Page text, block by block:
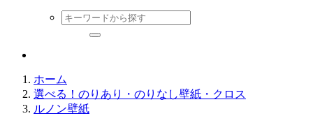
ホーム
選べる！のりあり・のりなし壁紙・クロス
ルノン壁紙